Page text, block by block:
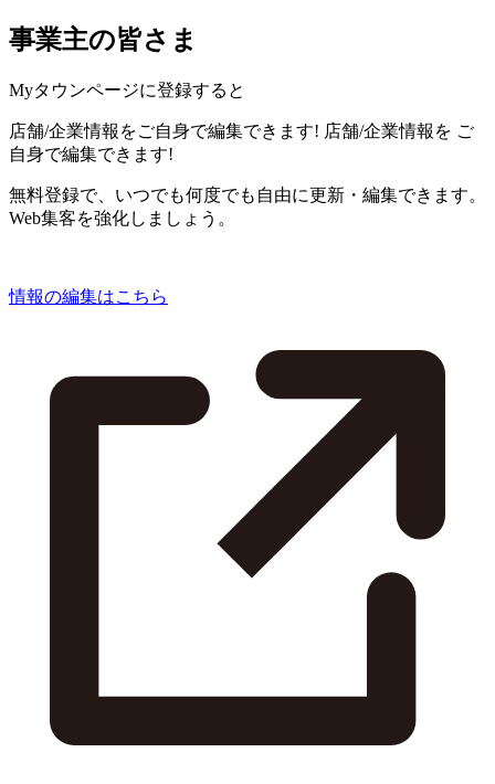
事業主の皆さま
Myタウンページに登録すると
店舗/企業情報をご自身で編集できます! 店舗/企業情報を ご
自身で編集できます!
無料登録で、いつでも何度でも自由に更新・編集できます。
Web集客を強化しましょう。
情報の編集はこちら